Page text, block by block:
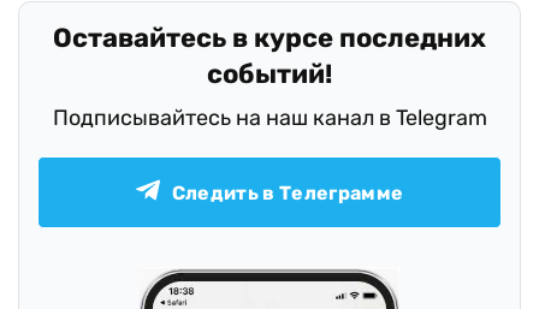
Оставайтесь в курсе последних
событий!
Подписывайтесь на наш канал в Telegram
Следить в Телеграмме